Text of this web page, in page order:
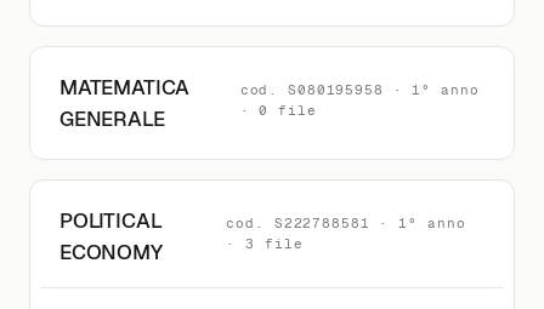
MATEMATICA
GENERALE
cod. S080195958 · 1° anno
· 0 file
POLITICAL
ECONOMY
cod. S222788581 · 1° anno
· 3 file